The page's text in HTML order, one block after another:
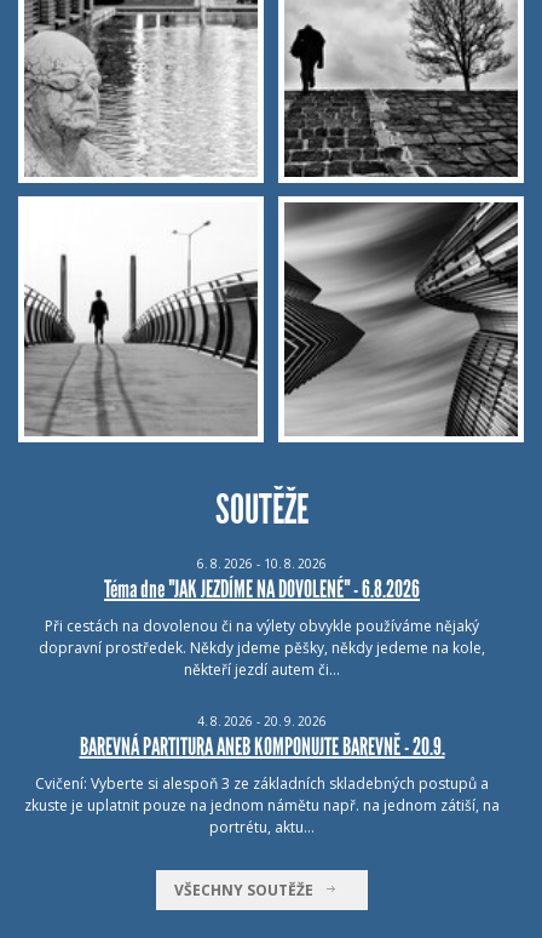
SOUTĚŽE
6. 8. 2026 - 10. 8. 2026
Téma dne "JAK JEZDÍME NA DOVOLENÉ" - 6.8.2026
Při cestách na dovolenou či na výlety obvykle používáme nějaký
dopravní prostředek. Někdy jdeme pěšky, někdy jedeme na kole,
někteří jezdí autem či…
4. 8. 2026 - 20. 9. 2026
BAREVNÁ PARTITURA ANEB KOMPONUJTE BAREVNĚ - 20.9.
Cvičení: Vyberte si alespoň 3 ze základních skladebných postupů a
zkuste je uplatnit pouze na jednom námětu např. na jednom zátiší, na
portrétu, aktu…
VŠECHNY SOUTĚŽE